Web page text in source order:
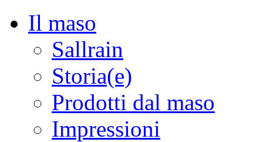
Il maso
Sallrain
Storia(e)
Prodotti dal maso
Impressioni